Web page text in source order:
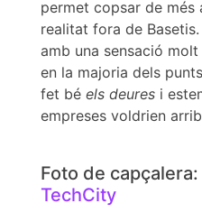
permet copsar de més
realitat fora de
amb una sensació
en la majoria dels
fet bé els deures i
empreses voldrien
Foto de capçalera:
TechCity